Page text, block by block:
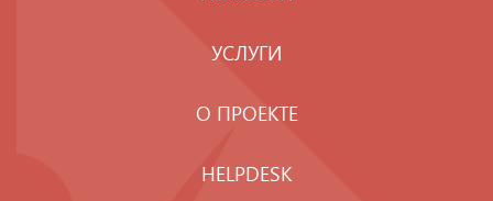
УСЛУГИ
О ПРОЕКТЕ
HELPDESK